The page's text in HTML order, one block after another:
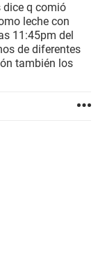
dice q comió
leche con
11:45pm del
de diferentes
también los